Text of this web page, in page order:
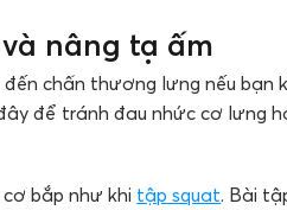
nâng tạ ấm
chấn thương lưng nếu bạn
để tránh đau nhức cơ lưng
bắp như khi tập squat. Bài